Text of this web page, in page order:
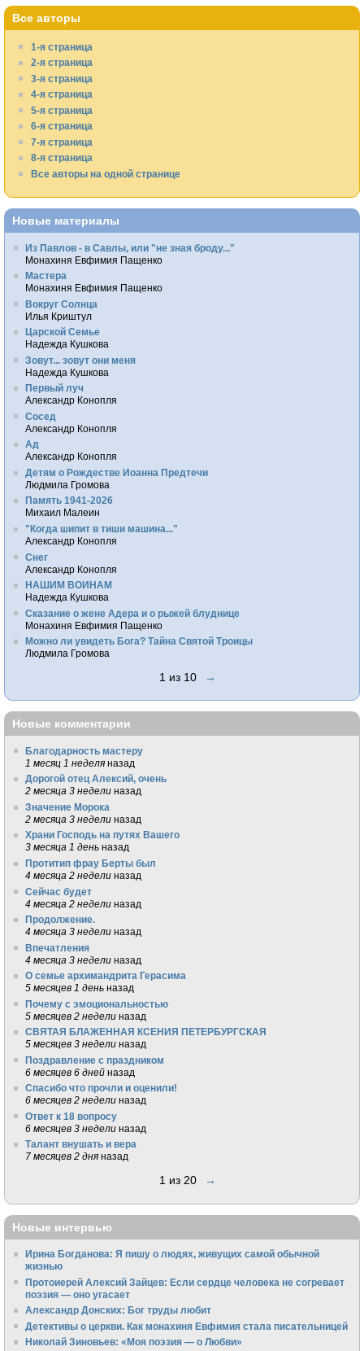
Все авторы
1-я страница
2-я страница
3-я страница
4-я страница
5-я страница
6-я страница
7-я страница
8-я страница
Все авторы на одной странице
Новые материалы
Из Павлов - в Савлы, или "не зная броду..."
Монахиня Евфимия Пащенко
Мастера
Монахиня Евфимия Пащенко
Вокруг Солнца
Илья Криштул
Царской Семье
Надежда Кушкова
Зовут... зовут они меня
Надежда Кушкова
Первый луч
Александр Конопля
Сосед
Александр Конопля
Ад
Александр Конопля
Детям о Рождестве Иоанна Предтечи
Людмила Громова
Память 1941-2026
Михаил Малеин
"Когда шипит в тиши машина..."
Александр Конопля
Снег
Александр Конопля
НАШИМ ВОИНАМ
Надежда Кушкова
Сказание о жене Адера и о рыжей блуднице
Монахиня Евфимия Пащенко
Можно ли увидеть Бога? Тайна Святой Троицы
Людмила Громова
1 из 10 →
Новые комментарии
Благодарность мастеру
1 месяц 1 неделя назад
Дорогой отец Алексий, очень
2 месяца 3 недели назад
Значение Морока
2 месяца 3 недели назад
Храни Господь на путях Вашего
3 месяца 1 день назад
Протитип фрау Берты был
4 месяца 2 недели назад
Сейчас будет
4 месяца 2 недели назад
Продолжение.
4 месяца 3 недели назад
Впечатления
4 месяца 3 недели назад
О семье архимандрита Герасима
5 месяцев 1 день назад
Почему с эмоциональностью
5 месяцев 2 недели назад
СВЯТАЯ БЛАЖЕННАЯ КСЕНИЯ ПЕТЕРБУРГСКАЯ
5 месяцев 3 недели назад
Поздравление с праздником
6 месяцев 6 дней назад
Спасибо что прочли и оценили!
6 месяцев 2 недели назад
Ответ к 18 вопросу
6 месяцев 3 недели назад
Талант внушать и вера
7 месяцев 2 дня назад
1 из 20 →
Новые интервью
Ирина Богданова: Я пишу о людях, живущих самой обычной
жизнью
Протоиерей Алексий Зайцев: Если сердце человека не согревает
поэзия — оно угасает
Александр Донских: Бог труды любит
Детективы о церкви. Как монахиня Евфимия стала писательницей
Николай Зиновьев: «Моя поэзия — о Любви»